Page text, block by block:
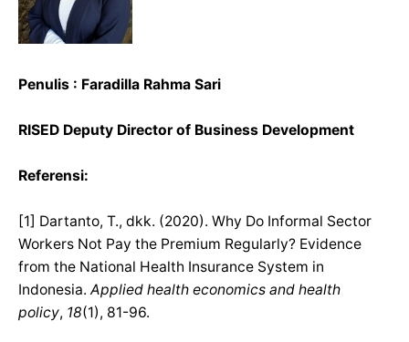
Penulis : Faradilla Rahma Sari
RISED Deputy Director of Business Development
Referensi:
[1] Dartanto, T., dkk. (2020). Why Do Informal Sector
Workers Not Pay the Premium Regularly? Evidence
from the National Health Insurance System in
Indonesia. Applied health economics and health
policy, 18(1), 81-96.